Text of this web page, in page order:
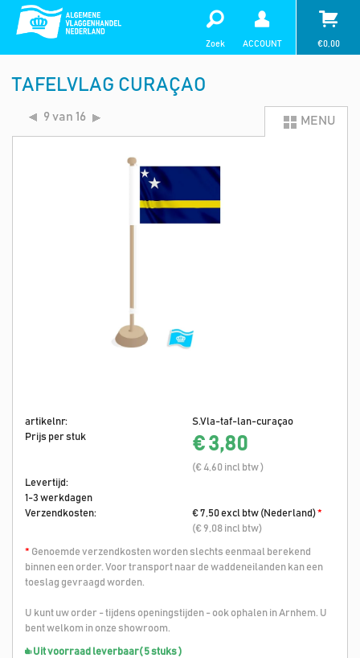
Zoek ACCOUNT €0,00
TAFELVLAG CURAÇAO
9 van 16 MENU
artikelnr:
S.Vla-taf-lan-curaçao
Prijs per stuk
€ 3,80
(€ 4,60 incl btw )
Levertijd:
1-3 werkdagen
Verzendkosten:
€ 7,50 excl btw (Nederland)*
(€ 9,08 incl btw)
* Genoemde verzendkosten worden slechts eenmaal berekend
binnen een order. Voor transport naar de waddeneilanden kan een
toeslag gevraagd worden.
U kunt uw order - tijdens openingstijden - ook ophalen in Arnhem. U
bent welkom in onze showroom.
Uit voorraad leverbaar( 5 stuks )